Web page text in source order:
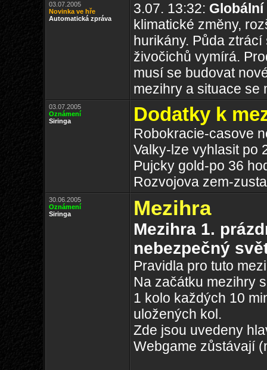
03.07.2005
Novinka ve hře
Automatická zpráva
3.07. 13:32:
klimatické změny,
hurikány. Půda
živočichů vymírá.
musí se budovat
mezihry a situace se
03.07.2005
Oznámení
Siringa
Dodatky k
Robokracie-casove
Valky-lze vyhlasit po
Pujcky gold-po 36
Rozvojova zem-
30.06.2005
Oznámení
Siringa
Mezihra
Mezihra 1.
nebezpečný
Pravidla pro tuto
Na začátku mezihry
1 kolo každých 10
uložených kol.
Zde jsou uvedeny
Webgame zůstávají